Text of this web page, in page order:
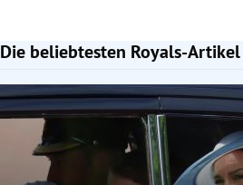
Die beliebtesten Royals-Artikel
Slide 1 von 7